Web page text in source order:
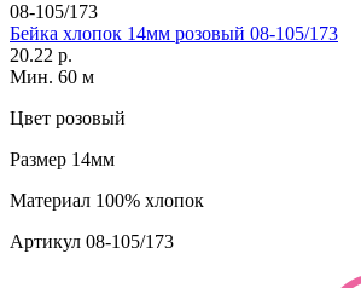
08-105/173
Бейка хлопок 14мм розовый 08-105/173
20.22 р.
Мин. 60 м
Цвет розовый
Размер 14мм
Материал 100% хлопок
Артикул 08-105/173